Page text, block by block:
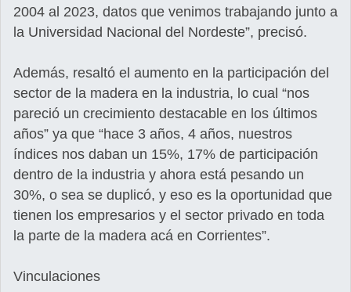
2004 al 2023, datos que venimos trabajando junto a
la Universidad Nacional del Nordeste”, precisó.
Además, resaltó el aumento en la participación del
sector de la madera en la industria, lo cual “nos
pareció un crecimiento destacable en los últimos
años” ya que “hace 3 años, 4 años, nuestros
índices nos daban un 15%, 17% de participación
dentro de la industria y ahora está pesando un
30%, o sea se duplicó, y eso es la oportunidad que
tienen los empresarios y el sector privado en toda
la parte de la madera acá en Corrientes”.
Vinculaciones